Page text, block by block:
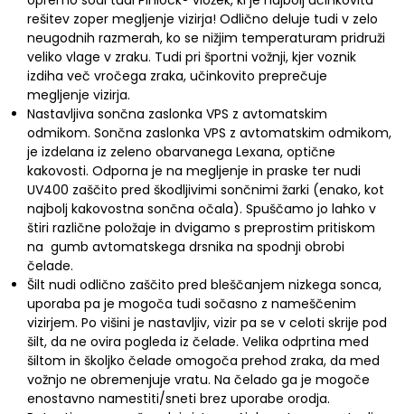
rešitev zoper megljenje vizirja! Odlično deluje tudi v zelo
neugodnih razmerah, ko se nižjim temperaturam pridruži
veliko vlage v zraku. Tudi pri športni vožnji, kjer voznik
izdiha več vročega zraka, učinkovito preprečuje
megljenje vizirja.
Nastavljiva sončna zaslonka VPS z avtomatskim
odmikom. Sončna zaslonka VPS z avtomatskim odmikom,
je izdelana iz zeleno obarvanega Lexana, optične
kakovosti. Odporna je na megljenje in praske ter nudi
UV400 zaščito pred škodljivimi sončnimi žarki (enako, kot
najbolj kakovostna sončna očala). Spuščamo jo lahko v
štiri različne položaje in dvigamo s preprostim pritiskom
na gumb avtomatskega drsnika na spodnji obrobi
čelade.
Šilt nudi odlično zaščito pred bleščanjem nizkega sonca,
uporaba pa je mogoča tudi sočasno z nameščenim
vizirjem. Po višini je nastavljiv, vizir pa se v celoti skrije pod
šilt, da ne ovira pogleda iz čelade. Velika odprtina med
šiltom in školjko čelade omogoča prehod zraka, da med
vožnjo ne obremenjuje vratu. Na čelado ga je mogoče
enostavno namestiti/sneti brez uporabe orodja.